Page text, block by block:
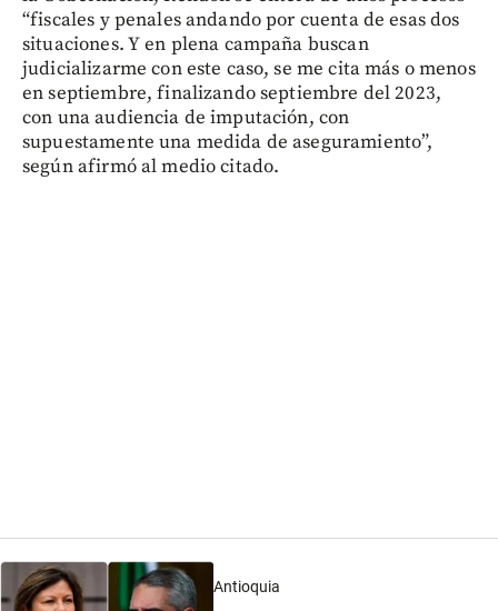
“fiscales y penales andando por cuenta de esas dos
situaciones. Y en plena campaña buscan
judicializarme con este caso, se me cita más o menos
en septiembre, finalizando septiembre del 2023,
con una audiencia de imputación, con
supuestamente una medida de aseguramiento”,
según afirmó al medio citado.
Antioquia